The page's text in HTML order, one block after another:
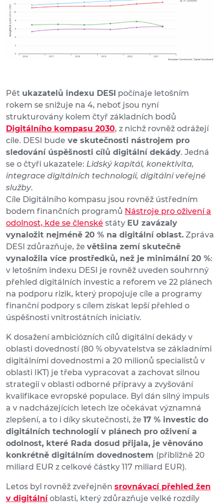
Pět ukazatelů indexu DESI počínaje letošním
rokem se snižuje na 4, neboť jsou nyní
strukturovány kolem čtyř základních bodů
Digitálního kompasu 2030, z nichž rovněž odrážejí
cíle. DESI bude ve skutečnosti nástrojem pro
sledování úspěšnosti cílů digitální dekády. Jedná
se o čtyři ukazatele: Lidský kapitál, konektivita,
integrace digitálních technologií, digitální veřejné
služby.
Cíle Digitálního kompasu jsou rovněž ústředním
bodem finančních programů Nástroje pro oživení a
odolnost, kde se členské státy EU zavázaly
vynaložit nejméně 20 % na digitální oblast. Zpráva
DESI zdůrazňuje, že většina zemí skutečně
vynaložila více prostředků, než je minimální 20 %:
v letošním indexu DESI je rovněž uveden souhrnný
přehled digitálních investic a reforem ve 22 plánech
na podporu rizik, který propojuje cíle a programy
finanční podpory s cílem získat lepší přehled o
úspěšnosti vnitrostátních iniciativ.
K dosažení ambiciózních cílů digitální dekády v
oblasti dovedností (80 % obyvatelstva se základními
digitálními dovednostmi a 20 milionů specialistů v
oblasti IKT) je třeba vypracovat a zachovat silnou
strategii v oblasti odborné přípravy a zvyšování
kvalifikace evropské populace. Byl dán silný impuls
a v nadcházejících letech lze očekávat významná
zlepšení, a to i díky skutečnosti, že 17 % investic do
digitálních technologií v plánech pro oživení a
odolnost, které Rada dosud přijala, je věnováno
konkrétně digitálním dovednostem (přibližně 20
miliard EUR z celkové částky 117 miliard EUR).
Letos byl rovněž zveřejněn srovnávací přehled žen
v digitálníoblasti, který zdůrazňuje velké rozdíly